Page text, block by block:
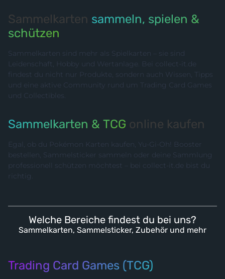
Sammelkarten sammeln, spielen &
schützen
Sammelkarten sind mehr als Spielkarten – sie sind
Leidenschaft, Hobby und Wertanlage. Bei collect-it.de
findest du nicht nur Produkte, sondern auch Wissen, Tipps
und eine aktive Community rund um Trading Card Games
und Collectibles.
Sammelkarten & TCG online kaufen
Egal, ob du Pokémon Karten kaufen, Yu-Gi-Oh! Booster
bestellen, Sammelsticker sammeln oder deine Sammlung
professionell schützen möchtest – bei collect-it.de bist du
richtig.
Welche Bereiche findest du bei uns?
Sammelkarten, Sammelsticker, Zubehör und mehr
Trading Card Games (TCG)